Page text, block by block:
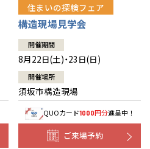
住まいの探検フェア
構造現場見学会
開催期間
8月22日(土)・23日(日)
開催場所
須坂市構造現場
QUOカード1000円分進呈中！
ご来場予約